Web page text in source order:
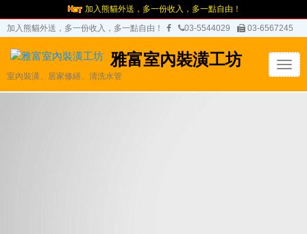
加入熊貓外送，多一份收入，多一點自由！
加入熊貓外送，多一份收入，多一點自由！
03-6567245
03-5544029
雅富室內裝潢工坊
室內裝潢、居家修繕、清洗水管
T
o
g